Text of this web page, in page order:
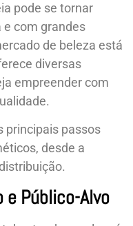
pode se tornar
com grandes
de beleza está
diversas
empreender com
principais passos
desde a
e Público-Alvo